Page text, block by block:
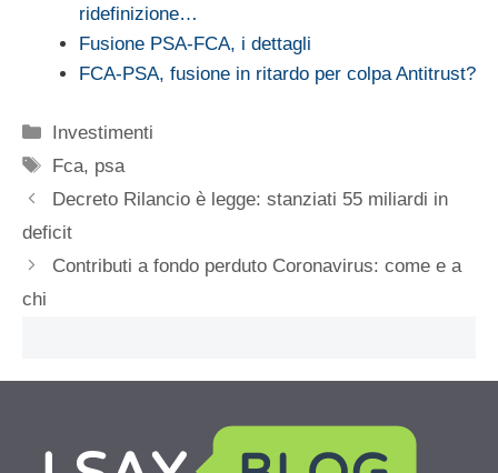
ridefinizione…
Fusione PSA-FCA, i dettagli
FCA-PSA, fusione in ritardo per colpa Antitrust?
Categorie
Investimenti
Tag
Fca, psa
Decreto Rilancio è legge: stanziati 55 miliardi in
deficit
Contributi a fondo perduto Coronavirus: come e a
chi